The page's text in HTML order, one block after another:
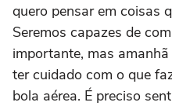
quero pensar em coisas
Seremos capazes de
importante, mas
ter cuidado com o que
bola aérea. É preciso